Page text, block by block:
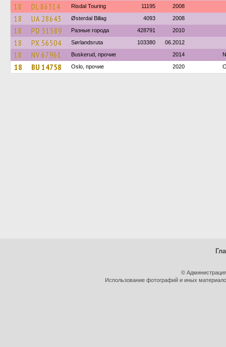
18 DL 86314 Risdal Touring 11195 2008
18 UA 28643 Østerdal Billag 4093 2008
18 PD 51589 Разные города 428791 2010
18 PX 56504 Sørlandsruta 103380 06.2012
18 NV 67961 Buskerud, прочие 2014
18 BU 14758 Oslo, прочие 2020
©
Использование фотографий и иных